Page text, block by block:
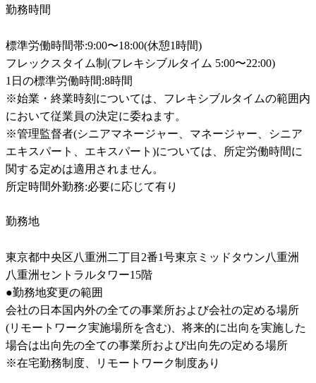
勤務時間
標準労働時間帯:9:00〜18:00(休憩1時間)
フレックスタイム制(フレキシブルタイム 5:00〜22:00)
1日の標準労働時間:8時間
※始業・終業時刻については、フレキシブルタイムの範囲内
において従業員の決定に委ねます。
※管理監督者(シニアマネージャー、マネージャー、シニア
エキスパート、エキスパート)については、所定労働時間に
関する定めは適用されません。
所定時間外勤務:必要に応じて有り
勤務地
東京都中央区八重洲二丁目2番1号東京ミッドタウン八重洲
八重洲セントラルタワー15階
●勤務地変更の範囲
会社の日本国内外の全ての事業所および会社の定める場所
(リモートワーク実施場所を含む)、将来的に出向を実施した
場合は出向先の全ての事業所および出向先の定める場所
※在宅勤務制度、リモートワーク制度あり